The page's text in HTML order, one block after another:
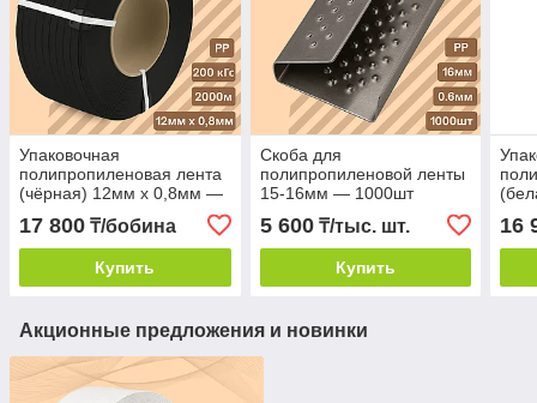
Упаковочная
полипропиленовая лента
(чёрная) 12мм х 0,8мм —
17 800 ₸/бобина
Купить
Скоба для
полипропиленовой ленты
15-16мм — 1000шт
5 600₸/тыс. шт.
Купить
16
Акционные предложения и новинки